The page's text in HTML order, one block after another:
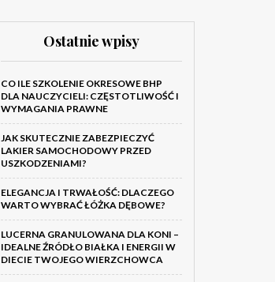
Ostatnie wpisy
CO ILE SZKOLENIE OKRESOWE BHP
DLA NAUCZYCIELI: CZĘSTOTLIWOŚĆ I
WYMAGANIA PRAWNE
JAK SKUTECZNIE ZABEZPIECZYĆ
LAKIER SAMOCHODOWY PRZED
USZKODZENIAMI?
ELEGANCJA I TRWAŁOŚĆ: DLACZEGO
WARTO WYBRAĆ ŁÓŻKA DĘBOWE?
LUCERNA GRANULOWANA DLA KONI –
IDEALNE ŹRÓDŁO BIAŁKA I ENERGII W
DIECIE TWOJEGO WIERZCHOWCA